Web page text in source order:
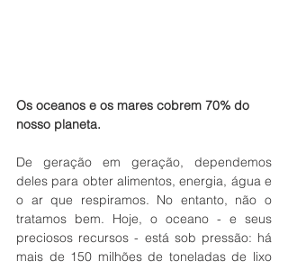
Os oceanos e os mares cobrem 70% do
nosso planeta.
De geração em geração, dependemos
deles para obter alimentos, energia, água e
o ar que respiramos. No entanto, não o
tratamos bem. Hoje, o oceano - e seus
preciosos recursos - está sob pressão: há
mais de 150 milhões de toneladas de lixo